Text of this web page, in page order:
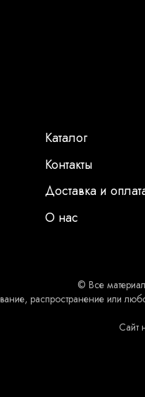
Каталог
Контакты
Доставка и
О нас
© Все
распространение или
Сайт